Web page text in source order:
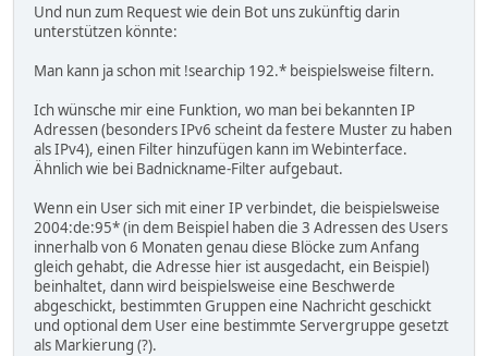
Und nun zum Request wie dein Bot uns zukünftig darin
unterstützen könnte:
Man kann ja schon mit !searchip 192.* beispielsweise filtern.
Ich wünsche mir eine Funktion, wo man bei bekannten IP
Adressen (besonders IPv6 scheint da festere Muster zu haben
als IPv4), einen Filter hinzufügen kann im Webinterface.
Ähnlich wie bei Badnickname-Filter aufgebaut.
Wenn ein User sich mit einer IP verbindet, die beispielsweise
2004:de:95* (in dem Beispiel haben die 3 Adressen des Users
innerhalb von 6 Monaten genau diese Blöcke zum Anfang
gleich gehabt, die Adresse hier ist ausgedacht, ein Beispiel)
beinhaltet, dann wird beispielsweise eine Beschwerde
abgeschickt, bestimmten Gruppen eine Nachricht geschickt
und optional dem User eine bestimmte Servergruppe gesetzt
als Markierung (?).